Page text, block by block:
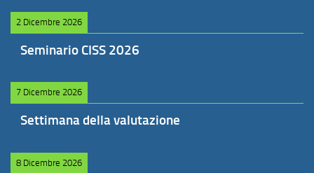
2 Dicembre 2026
Seminario CISS 2026
7 Dicembre 2026
Settimana della valutazione
8 Dicembre 2026